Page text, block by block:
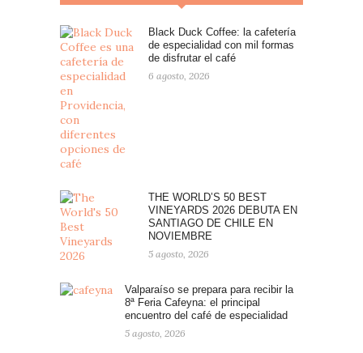
Black Duck Coffee: la cafetería
de especialidad con mil formas
de disfrutar el café
6 agosto, 2026
THE WORLD’S 50 BEST
VINEYARDS 2026 DEBUTA EN
SANTIAGO DE CHILE EN
NOVIEMBRE
5 agosto, 2026
Valparaíso se prepara para recibir la
8ª Feria Cafeyna: el principal
encuentro del café de especialidad
5 agosto, 2026